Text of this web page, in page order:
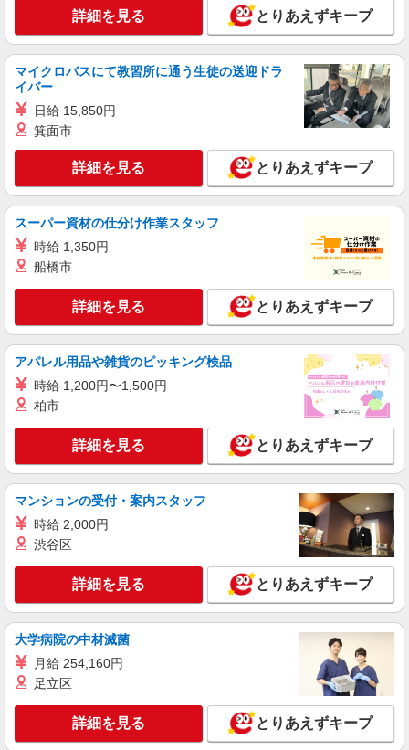
株式会社ベネミール（特別養護老人ホーム 花ノ木の郷）
調理補助
時給1,300円以上 試用期間 時給1,300円以上
特別養護老人ホーム 花ノ木の郷 （埼玉県桶
キープ 詳細を見る
詳細を見る とりあえずキープ
マイクロバスにて教習所に通う生徒の送迎ドラ
イバー
日給 15,850円
箕面市
詳細を見る とりあえずキープ
スーパー資材の仕分け作業スタッフ
時給 1,350円
船橋市
詳細を見る とりあえずキープ
アパレル用品や雑貨のピッキング検品
時給 1,200円〜1,500円
柏市
詳細を見る とりあえずキープ
マンションの受付・案内スタッフ
時給 2,000円
渋谷区
詳細を見る とりあえずキープ
大学病院の中材滅菌
月給 254,160円
足立区
詳細を見る とりあえずキープ